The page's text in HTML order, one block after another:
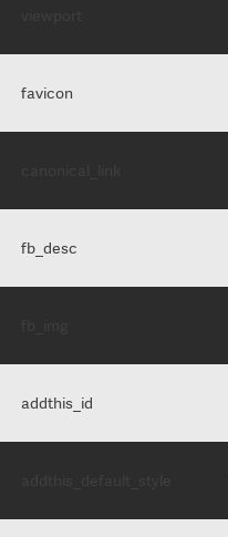
favicon
fb_desc
addthis_id